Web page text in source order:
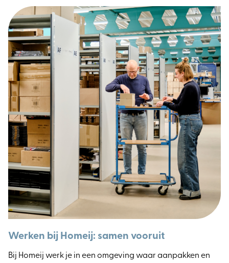
Werken bij Homeij: samen vooruit
Bij Homeij werk je in een omgeving waar aanpakken en